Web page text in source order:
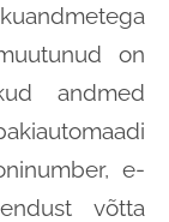
on
andmed
e-
võtta